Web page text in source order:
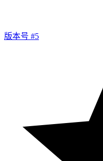
版本号 #5